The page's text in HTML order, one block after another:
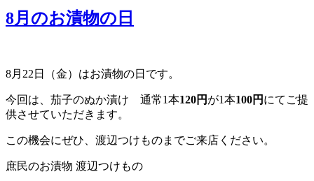
8月のお漬物の日
8月22日（金）はお漬物の日です。
今回は、茄子のぬか漬け 通常1本120円 が1本100円 にてご提
供させていただきます。
この機会にぜひ、渡辺つけものまでご来店ください。
庶民のお漬物 渡辺つけもの